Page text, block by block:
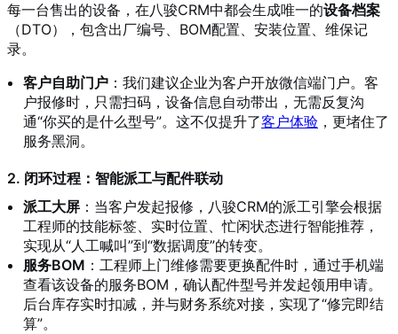
每一台售出的设备，在八骏CRM中都会生成唯一的设备档案
（DTO），包含出厂编号、BOM配置、安装位置、维保记
录。
客户自助门户 ：我们建议企业为客户开放微信端门户。客
户报修时，只需扫码，设备信息自动带出，无需反复沟
通“你买的是什么型号”。这不仅提升了客户体验 ，更堵住了
服务黑洞。
2. 闭环过程：智能派工与配件联动
派工大屏 ：当客户发起报修，八骏CRM的派工引擎会根据
工程师的技能标签、实时位置、忙闲状态进行智能推荐，
实现从“人工喊叫”到“数据调度”的转变。
服务BOM ：工程师上门维修需要更换配件时，通过手机端
查看该设备的服务BOM，确认配件型号并发起领用申请。
后台库存实时扣减，并与财务系统对接，实现了“修完即结
算”。